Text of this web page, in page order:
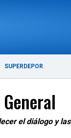
SUPERDEPOR
el diálogo y